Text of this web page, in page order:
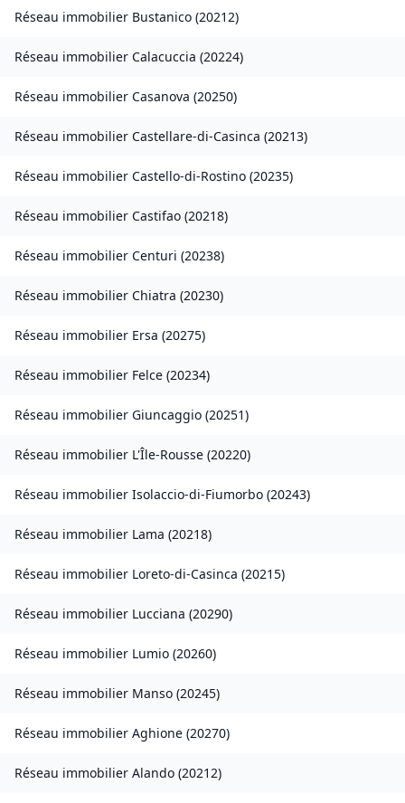
Réseau immobilier Bustanico (20212)
Réseau immobilier Calacuccia (20224)
Réseau immobilier Casanova (20250)
Réseau immobilier Castellare-di-Casinca (20213)
Réseau immobilier Castello-di-Rostino (20235)
Réseau immobilier Castifao (20218)
Réseau immobilier Centuri (20238)
Réseau immobilier Chiatra (20230)
Réseau immobilier Ersa (20275)
Réseau immobilier Felce (20234)
Réseau immobilier Giuncaggio (20251)
Réseau immobilier L'Île-Rousse (20220)
Réseau immobilier Isolaccio-di-Fiumorbo (20243)
Réseau immobilier Lama (20218)
Réseau immobilier Loreto-di-Casinca (20215)
Réseau immobilier Lucciana (20290)
Réseau immobilier Lumio (20260)
Réseau immobilier Manso (20245)
Réseau immobilier Aghione (20270)
Réseau immobilier Alando (20212)